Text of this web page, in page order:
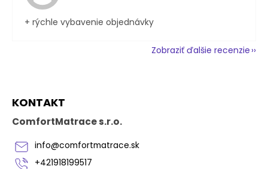
+ rýchle vybavenie objednávky
Zobraziť ďalšie recenzie
KONTAKT
ComfortMatrace s.r.o.
info@comfortmatrace.sk
+421918199517